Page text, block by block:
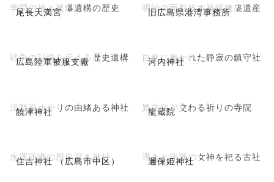
尾長天満宮
学問の神と被爆遺構の歴史 旧広島県港湾事務所
明治の面影残す被爆建築遺産
広島陸軍被服支廠
戦争の記憶を伝える歴史遺構 河内神社
自然に抱かれた静寂の鎮守社
饒津神社
浅野家ゆかりの由緒ある神社 龍蔵院
異文化が交わる祈りの寺院
住吉神社 （広島市中区）
水運守護の歴史深き神社 邇保姫神社
導きと守護の女神を祀る古社